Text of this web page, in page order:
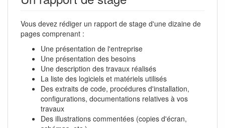
Vous devez rédiger un rapport de stage d'une dizaine de
pages comprenant :
Une présentation de l'entreprise
Une présentation des besoins
Une description des travaux réalisés
La liste des logiciels et matériels utilisés
Des extraits de code, procédures d'installation,
configurations, documentations relatives à vos
travaux
Des illustrations commentées (copies d'écran,